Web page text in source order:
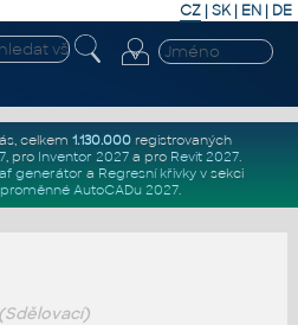
CZ | SK| EN | DE
celkem 1.130.000registrovaných
, pro Inventor 2027a pro Revit 2027.
generátor a Regresní křivkyv sekci
proměnné AutoCADu 2027.
(Sdělovací)